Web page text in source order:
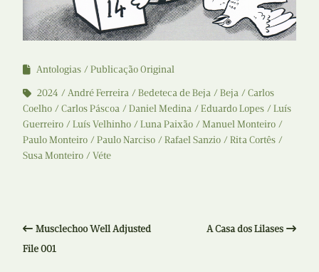
Antologias
Publicação Original
2024
André Ferreira Bedeteca de Beja Beja
Carlos
Coelho
Carlos Páscoa Daniel Medina Eduardo Lopes
Luís
Guerreiro
Luís Velhinho Luna Paixão
Manuel Monteiro
Paulo Monteiro
Paulo Narciso Rafael Sanzio
Rita Cortês
Susa Monteiro
Véte
Musclechoo Well Adjusted
File 001
A Casa dos Lilases